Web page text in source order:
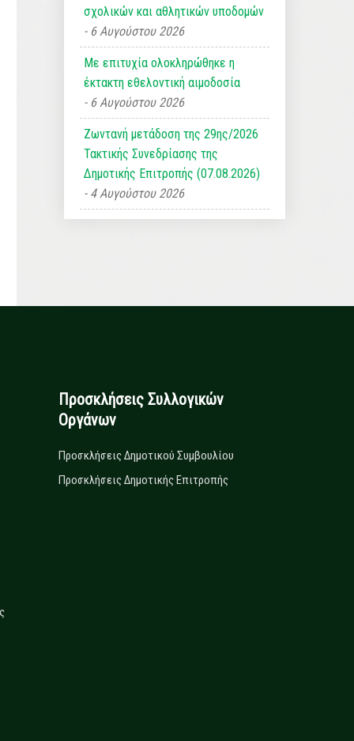
σχολικών και αθλητικών υποδομών
6 Αυγούστου 2026
Με επιτυχία ολοκληρώθηκε η
έκτακτη εθελοντική αιμοδοσία
6 Αυγούστου 2026
Ζωντανή μετάδοση της 29ης/2026
Τακτικής Συνεδρίασης της
Δημοτικής Επιτροπής (07.08.2026)
4 Αυγούστου 2026
Προσκλήσεις Συλλογικών
Οργάνων
Προσκλήσεις Δημοτικού Συμβουλίου
Προσκλήσεις Δημοτικής Επιτροπής